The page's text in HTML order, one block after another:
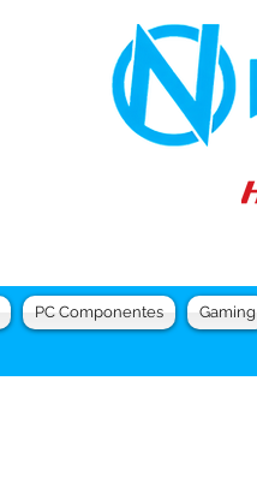
PC Componentes Gaming